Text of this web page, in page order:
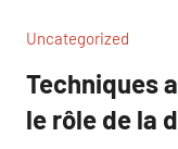
Uncategorized
Techniques
le rôle de la